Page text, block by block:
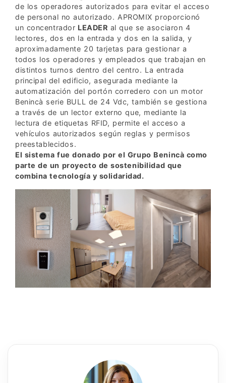
de los operadores autorizados para evitar el acceso
de personal no autorizado. APROMIX proporcionó
un concentrador LEADER al que se asociaron 4
lectores, dos en la entrada y dos en la salida, y
aproximadamente 20 tarjetas para gestionar a
todos los operadores y empleados que trabajan en
distintos turnos dentro del centro. La entrada
principal del edificio, asegurada mediante la
automatización del portón corredero con un motor
Benincà serie BULL de 24 Vdc, también se gestiona
a través de un lector externo que, mediante la
lectura de etiquetas RFID, permite el acceso a
vehículos autorizados según reglas y permisos
preestablecidos.
El sistema fue donado por el Grupo Benincà como
parte de un proyecto de sostenibilidad que
combina tecnología y solidaridad.